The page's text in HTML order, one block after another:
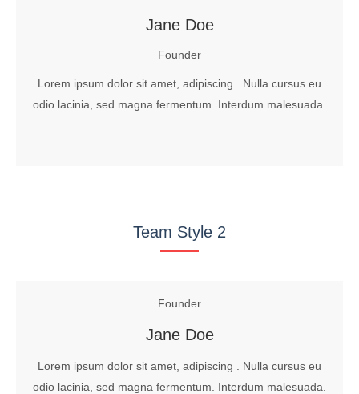
Jane Doe
Founder
Lorem ipsum dolor sit amet, adipiscing . Nulla cursus eu
odio lacinia, sed magna fermentum. Interdum malesuada.
Team Style 2
Founder
Jane Doe
Lorem ipsum dolor sit amet, adipiscing . Nulla cursus eu
odio lacinia, sed magna fermentum. Interdum malesuada.